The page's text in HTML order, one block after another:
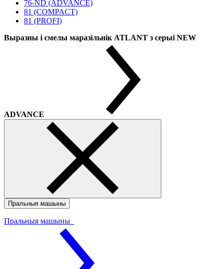
76-ND (ADVANCE)
81 (COMPACT)
81 (PROFI)
Выразны і смелы маразільнік ATLANT з серыі NEW
ADVANCE
Пральныя машыны
Пральныя машыны